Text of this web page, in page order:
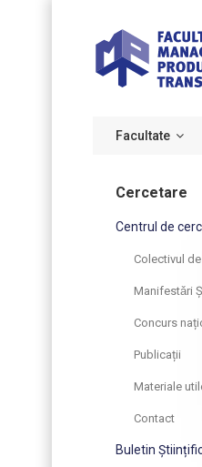
Facultate
Cercetare
Centrul de
Colectivul
Manifestǎri
Concurs
Publicații
Materiale
Contact
Buletin